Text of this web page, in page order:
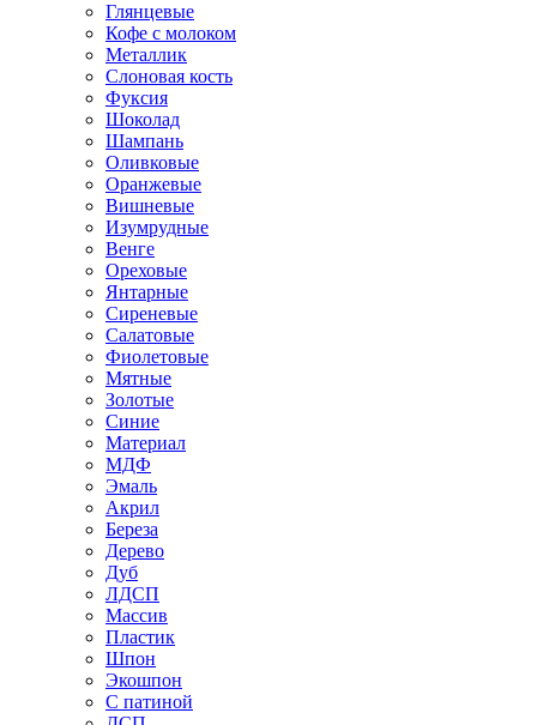
Глянцевые
Кофе с молоком
Металлик
Слоновая кость
Фуксия
Шоколад
Шампань
Оливковые
Оранжевые
Вишневые
Изумрудные
Венге
Ореховые
Янтарные
Сиреневые
Салатовые
Фиолетовые
Мятные
Золотые
Синие
Материал
МДФ
Эмаль
Акрил
Береза
Дерево
Дуб
ЛДСП
Массив
Пластик
Шпон
Экошпон
С патиной